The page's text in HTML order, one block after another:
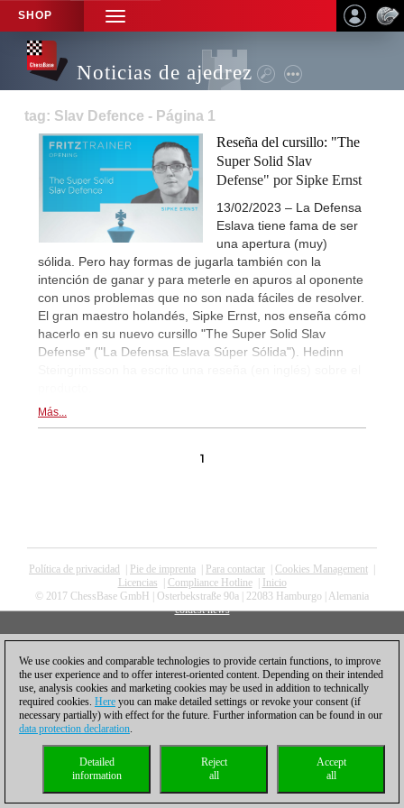
SHOP
TOGGLE
NAVIGATION
Noticias de ajedrez
tag: Slav Defence - Página 1
Reseña del cursillo: "The
Super Solid Slav
Defense" por Sipke Ernst
13/02/2023 – La Defensa
Eslava tiene fama de ser
una apertura (muy)
sólida. Pero hay formas de jugarla también con la
intención de ganar y para meterle en apuros al oponente
con unos problemas que no son nada fáciles de resolver.
El gran maestro holandés, Sipke Ernst, nos enseña cómo
hacerlo en su nuevo cursillo "The Super Solid Slav
Defense" ("La Defensa Eslava Súper Sólida"). Hedinn
Más...
1
Política de privacidad Pie de imprenta Para contactar Cookies Management
Licencias
Compliance Hotline|
Inicio
© 2017 ChessBase GmbH | Osterbekstraße 90a | 22083 Hamburgo | Alemania
coldest news
We use cookies and comparable technologies to provide certain functions, to improve
the user experience and to offer interest-oriented content. Depending on their intended
use, analysis cookies and marketing cookies may be used in addition to technically
required cookies. Here you can make detailed settings or revoke your consent (if
necessary partially) with effect for the future. Further information can be found in our
data protection declaration.
Accept
all
Reject
all
Detailed
information